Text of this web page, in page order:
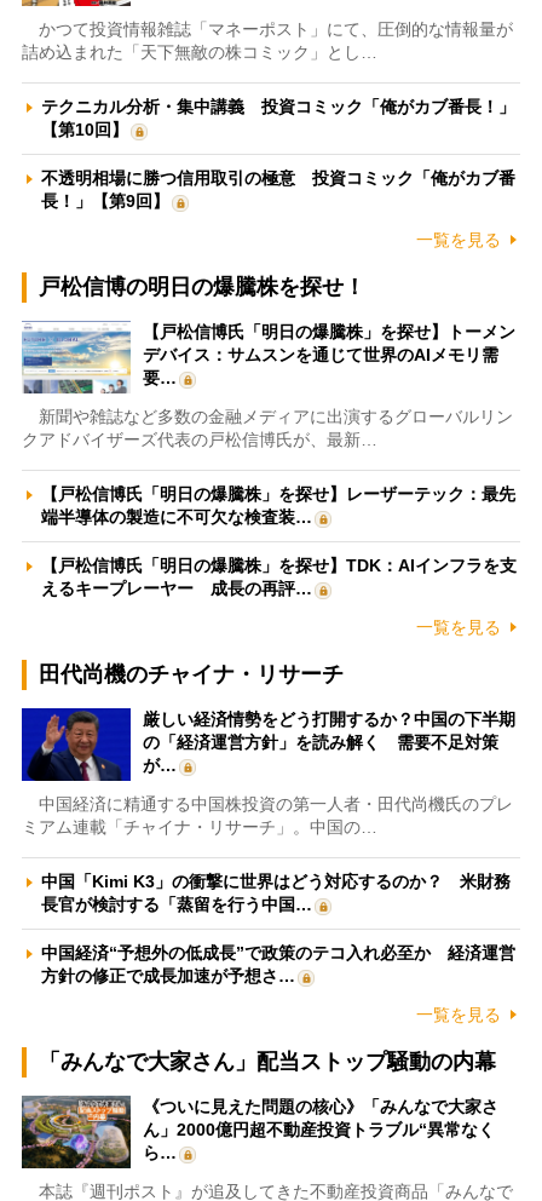
かつて投資情報雑誌「マネーポスト」にて、圧倒的な情報量が
詰め込まれた「天下無敵の株コミック」とし…
テクニカル分析・集中講義 投資コミック「俺がカブ番長！」
【第10回】
不透明相場に勝つ信用取引の極意 投資コミック「俺がカブ番
長！」【第9回】
一覧を見る
戸松信博の明日の爆騰株を探せ！
【戸松信博氏「明日の爆騰株」を探せ】トーメン
デバイス：サムスンを通じて世界のAIメモリ需
要…
新聞や雑誌など多数の金融メディアに出演するグローバルリン
クアドバイザーズ代表の戸松信博氏が、最新…
【戸松信博氏「明日の爆騰株」を探せ】レーザーテック：最先
端半導体の製造に不可欠な検査装…
【戸松信博氏「明日の爆騰株」を探せ】TDK：AIインフラを支
えるキープレーヤー 成長の再評…
一覧を見る
田代尚機のチャイナ・リサーチ
厳しい経済情勢をどう打開するか？中国の下半期
の「経済運営方針」を読み解く 需要不足対策
が…
中国経済に精通する中国株投資の第一人者・田代尚機氏のプレ
ミアム連載「チャイナ・リサーチ」。中国の…
中国「Kimi K3」の衝撃に世界はどう対応するのか？ 米財務
長官が検討する「蒸留を行う中国…
中国経済“予想外の低成長”で政策のテコ入れ必至か 経済運営
方針の修正で成長加速が予想さ…
一覧を見る
「みんなで大家さん」配当ストップ騒動の内幕
《ついに見えた問題の核心》「みんなで大家さ
ん」2000億円超不動産投資トラブル“異常なく
ら…
本誌『週刊ポスト』が追及してきた不動産投資商品「みんなで